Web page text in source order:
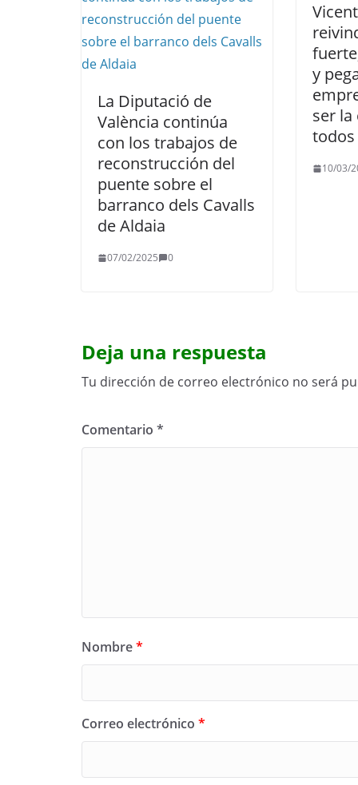
La Diputació de
València continúa
con los trabajos de
reconstrucción del
puente sobre el
barranco dels Cavalls
de Aldaia
07/02/2025 0
y
ser la
todos
10/03/
Deja una respuesta
Tu dirección de correo electrónico no será
Comentario *
Nombre*
Correo electrónico *